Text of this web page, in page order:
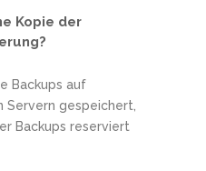
Kopie der
Backups auf
gespeichert,
Backups reserviert